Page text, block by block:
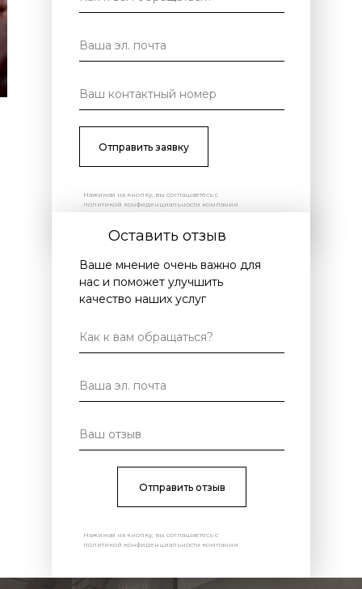
Отправить заявку
Нажимая на кнопку, вы соглашаетесь с
политикой конфиденциальности компании
Отправить отзыв
Оставить отзыв
Ваше мнение очень важно для
нас и поможет улучшить
качество наших услуг
Нажимая на кнопку, вы соглашаетесь с
политикой конфиденциальности компании